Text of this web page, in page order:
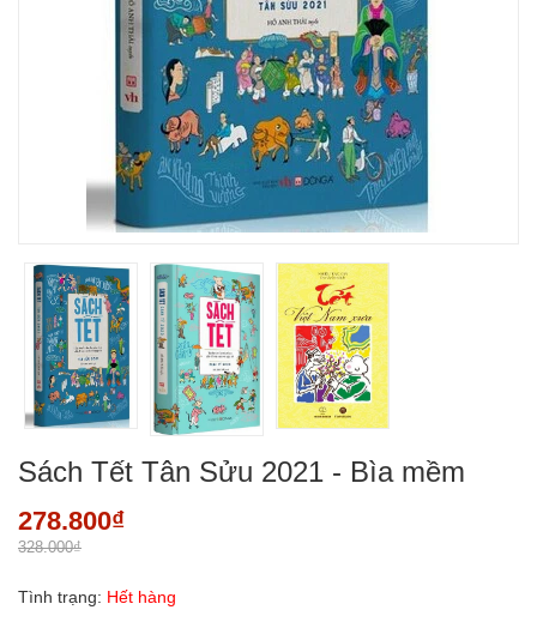
Sách Tết Tân Sửu 2021 - Bìa mềm
278.800₫
328.000₫
Tình trạng: Hết hàng